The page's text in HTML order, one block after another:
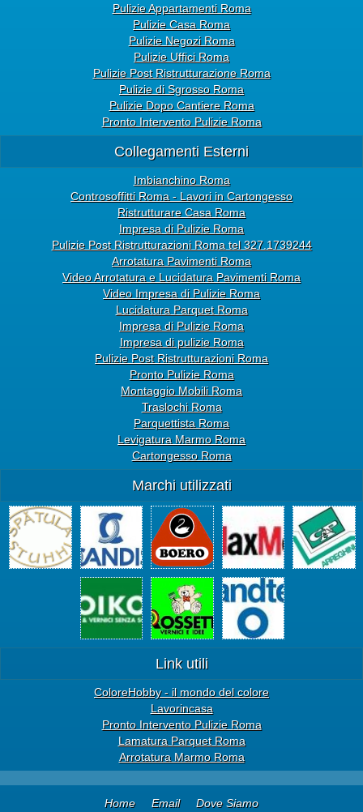
Pulizie Appartamenti Roma
Pulizie Casa Roma
Pulizie Negozi Roma
Pulizie Uffici Roma
Pulizie Post Ristrutturazione Roma
Pulizie di Sgrosso Roma
Pulizie Dopo Cantiere Roma
Pronto Intervento Pulizie Roma
Collegamenti Esterni
Imbianchino Roma
Controsoffitti Roma - Lavori in Cartongesso
Ristrutturare Casa Roma
Impresa di Pulizie Roma
Pulizie Post Ristrutturazioni Roma tel 327.1739244
Arrotatura Pavimenti Roma
Video Arrotatura e Lucidatura Pavimenti Roma
Video Impresa di Pulizie Roma
Lucidatura Parquet Roma
Impresa di Pulizie Roma
Impresa di pulizie Roma
Pulizie Post Ristrutturazioni Roma
Pronto Pulizie Roma
Montaggio Mobili Roma
Traslochi Roma
Parquettista Roma
Levigatura Marmo Roma
Cartongesso Roma
Marchi utilizzati
Link utili
ColoreHobby - il mondo del colore
Lavorincasa
Pronto Intervento Pulizie Roma
Lamatura Parquet Roma
Arrotatura Marmo Roma
Home Email Dove Siamo